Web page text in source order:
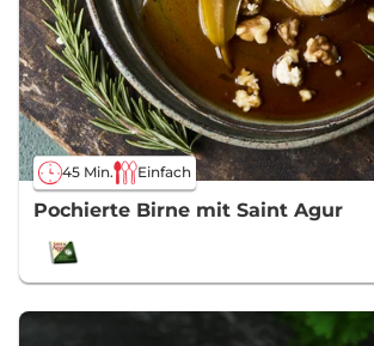
45 Min. Einfach
Pochierte Birne mit Saint Agur